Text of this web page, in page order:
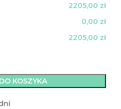
2205,00 zł
0,00 zł
2205,00 zł
KOSZYKA